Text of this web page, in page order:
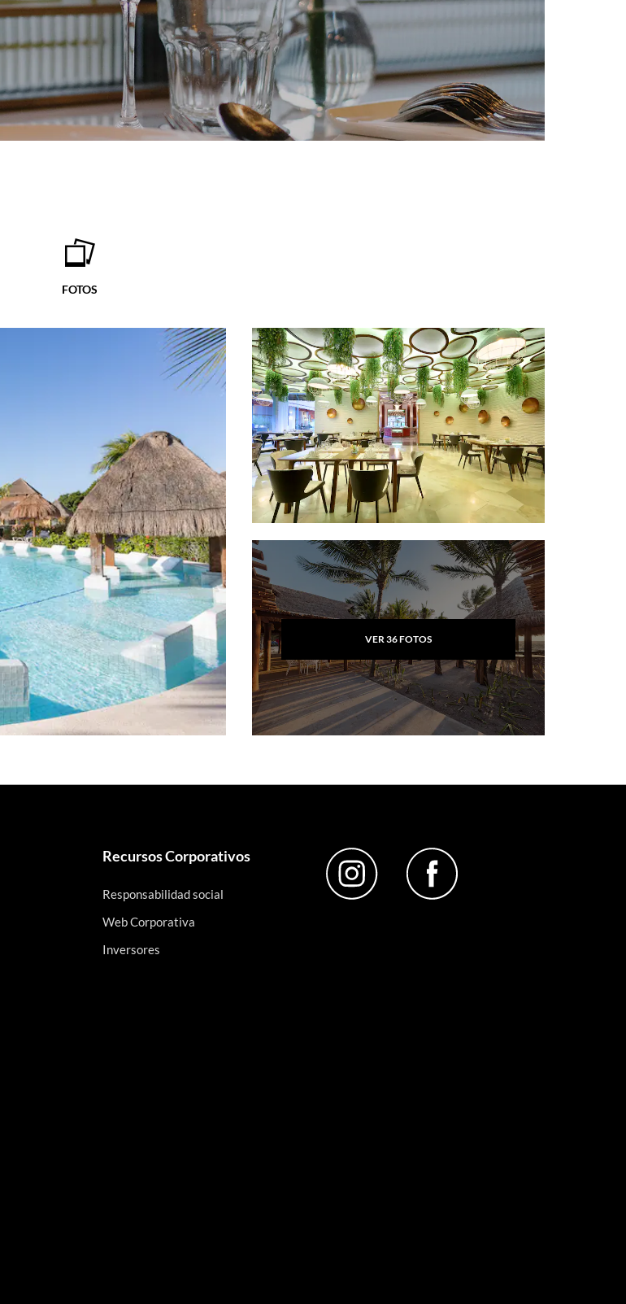
FOTOS
VER36FOTOS
Recursos Corporativos
Responsabilidad social
Web Corporativa
Inversores